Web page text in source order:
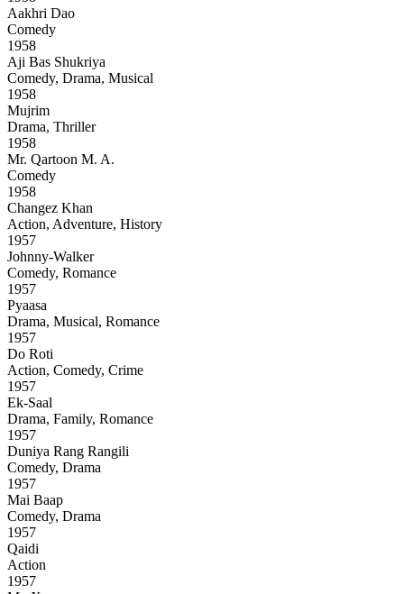
Aakhri Dao
Comedy
1958
Aji Bas Shukriya
Comedy, Drama, Musical
1958
Mujrim
Drama, Thriller
1958
Mr. Qartoon M. A.
Comedy
1958
Changez Khan
Action, Adventure, History
1957
Johnny-Walker
Comedy, Romance
1957
Pyaasa
Drama, Musical, Romance
1957
Do Roti
Action, Comedy, Crime
1957
Ek-Saal
Drama, Family, Romance
1957
Duniya Rang Rangili
Comedy, Drama
1957
Mai Baap
Comedy, Drama
1957
Qaidi
Action
1957